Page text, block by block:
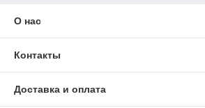
О нас
Контакты
Доставка и оплата